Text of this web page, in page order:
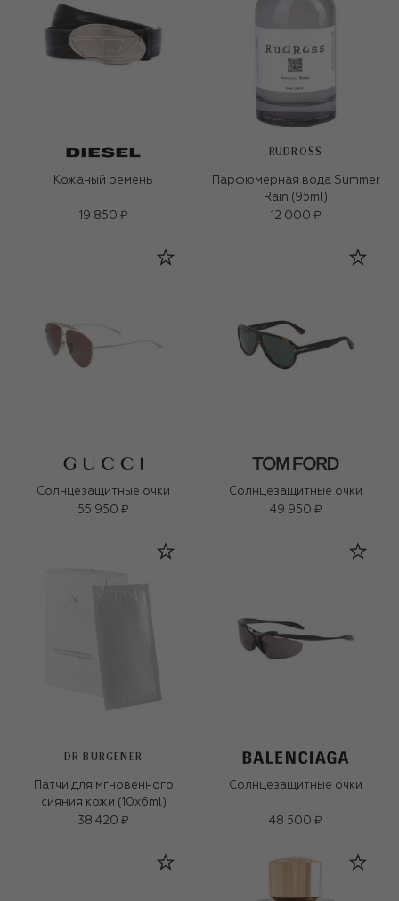
Кожаный ремень
19 850 ₽
RUDROSS
Парфюмерная вода Summer
Rain (95ml)
12 000 ₽
Солнцезащитные очки
55 950 ₽
Солнцезащитные очки
49 950 ₽
DR BURGENER
Патчи для мгновенного
сияния кожи (10x6ml)
38 420 ₽
Солнцезащитные очки
48 500 ₽